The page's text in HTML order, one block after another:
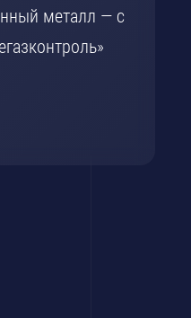
металл — с